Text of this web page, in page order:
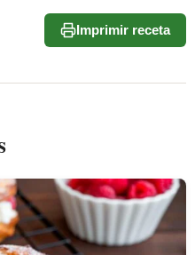
Imprimir receta